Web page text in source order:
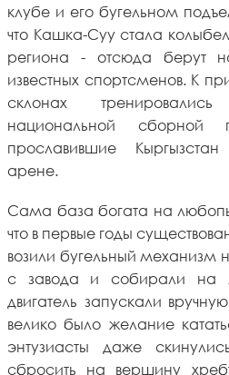
клубе и его бугельном
что Кашка-Суу стала
региона - отсюда берут
известных спортсменов. К
склонах
национальной
прославившие
арене.
Сама база богата на
что в первые годы
возили бугельный механизм
с завода и собирали на
двигатель запускали
велико было желание
энтузиасты даже
сбросить на вершину